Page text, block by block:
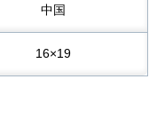
中国
16×19